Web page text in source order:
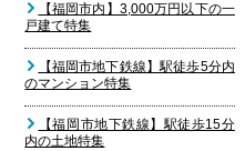
【福岡市内】3,000万円以下の一
戸建て特集
【福岡市地下鉄線】駅徒歩5分内
のマンション特集
【福岡市地下鉄線】駅徒歩15分
内の土地特集